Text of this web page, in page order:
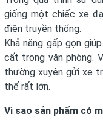
giống một chiếc xe
điện truyền thống.
Khả năng gấp gọn
cất trong văn phòng.
thường xuyên gửi xe
thế rất lớn.
Vì sao sản phẩm có